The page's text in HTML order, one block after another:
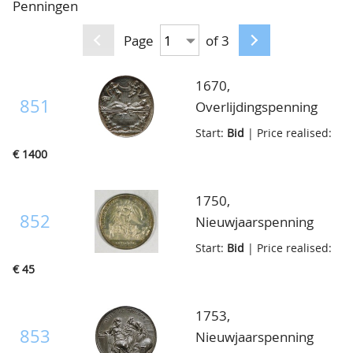
80 Years NPV
Penningen
Page
of 3
851
1670,
Overlijdingspenning
Dorothea Everwijn den
zilver gegoten,
gedreven en
gegraveerd, zilver
ovaal 60x70mm, klein
Start: Bid | Price realised:
€ 1400
852
1750,
Nieuwjaarspenning
door J.G. Holtzhey,
Start: Bid | Price realised:
€ 45
853
1753,
Nieuwjaarspenning